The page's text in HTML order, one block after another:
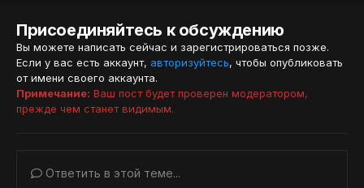
Присоединяйтесь к обсуждению
Вы можете написать сейчас и зарегистрироваться позже.
Если у вас есть аккаунт, авторизуйтесь, чтобы опубликовать
от имени своего аккаунта.
Примечание: Ваш пост будет проверен модератором,
прежде чем станет видимым.
Ответить в этой теме...